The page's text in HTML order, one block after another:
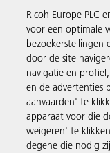
Producten
Support en
Inspiratie
Ricoh Europe PLC
voor een optimale
bezoekerstellingen
door de site
navigatie en
en de advertenties
aanvaarden' te
apparaat voor die
weigeren' te
degene die nodig